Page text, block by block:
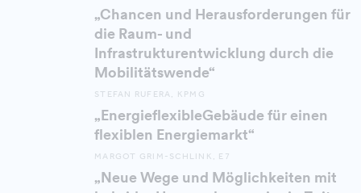
„Chancen und Herausforderungen für
die Raum- und
Infrastrukturentwicklung durch die
Mobilitätswende“
STEFAN RUFERA, KPMG
„EnergieflexibleGebäude für einen
flexiblen Energiemarkt“
MARGOT GRIM-SCHLINK, E7
„Neue Wege und Möglichkeiten mit